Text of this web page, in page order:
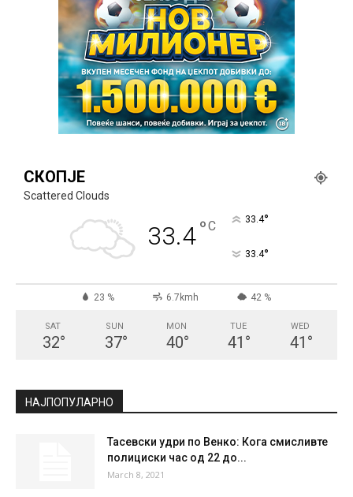
СКОПЈЕ
Scattered Clouds
33.4°C 33.4°
33.4°
23 % 6.7kmh 42 %
SAT
32°
SUN
37°
MON
40°
TUE
41 °
WED
41 °
НАЈПОПУЛАРНО
Тасевски удри по Венко: Кога смисливте
полициски час од 22 до...
March 8, 2021